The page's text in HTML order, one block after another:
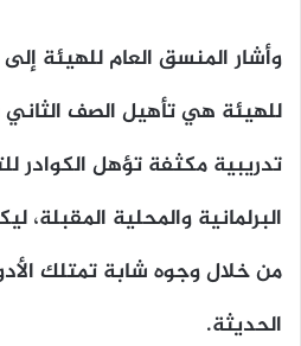
وأشار المنسق العام للهيئة
للهيئة هي تأهيل الصف الثاني
تدريبية مكثفة تؤهل الكوادر
البرلمانية والمحلية المقبلة،
من خلال وجوه شابة تمتلك
الحديثة.